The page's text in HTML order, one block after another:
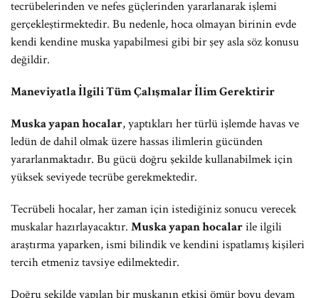
tecrübelerinden ve nefes güçlerinden yararlanarak işlemi
gerçekleştirmektedir. Bu nedenle, hoca olmayan birinin evde
kendi kendine muska yapabilmesi gibi bir şey asla söz konusu
değildir.
Maneviyatla İlgili Tüm Çalışmalar İlim Gerektirir
Muska yapan hocalar, yaptıkları her türlü işlemde havas ve
ledün de dahil olmak üzere hassas ilimlerin gücünden
yararlanmaktadır. Bu gücü doğru şekilde kullanabilmek için
yüksek seviyede tecrübe gerekmektedir.
Tecrübeli hocalar, her zaman için istediğiniz sonucu verecek
muskalar hazırlayacaktır. Muska yapan hocalarile ilgili
araştırma yaparken, ismi bilindik ve kendini ispatlamış kişileri
tercih etmeniz tavsiye edilmektedir.
Doğru şekilde yapılan bir muskanın etkisi ömür boyu devam